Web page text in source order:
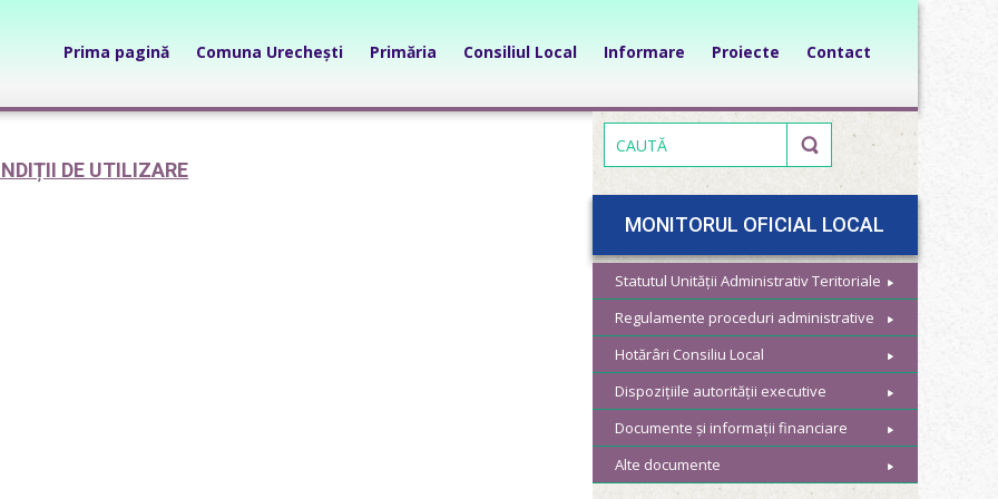
Prima pagină Comuna Urechești Primăria Consiliul Local Informare Proiecte Contact
DE UTILIZARE
MONITORUL OFICIAL LOCAL
Statutul Unității Administrativ Teritoriale
Regulamente proceduri administrative
Hotărâri Consiliu Local
Dispozițiile autorității executive
Documente și informații financiare
Alte documente